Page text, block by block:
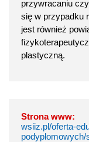
przywracaniu
się w przypadku
jest również
plastyczną.
Strona www:
wsiiz.pl/oferta-
podyplomowych/